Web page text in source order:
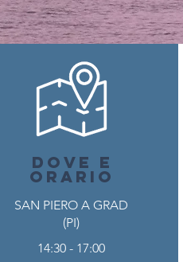
DOVE E
ORARIO
SAN PIERO A GRAD
(PI)
14:30 - 17:00